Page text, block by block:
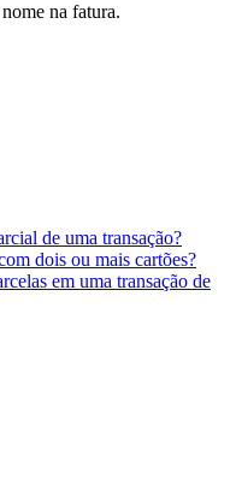
na fatura.
de uma transação?
dois ou mais cartões?
em uma transação de